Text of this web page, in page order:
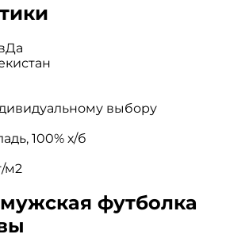
Да
выбору
100% х/б
м2
футболка